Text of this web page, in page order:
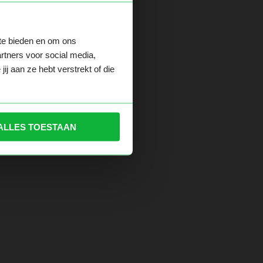
bieden en om ons
voor social media,
aan ze hebt verstrekt of die
TOESTAAN